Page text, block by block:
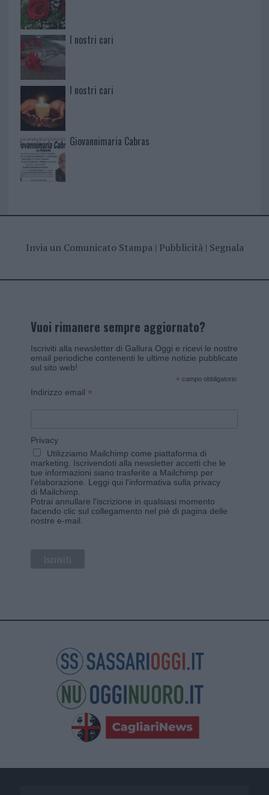
I nostri cari
I nostri cari
Giovannimaria Cabras
Invia un Comunicato Stampa| Pubblicità| Segnala
Vuoi rimanere sempre aggiornato?
Iscriviti alla newsletter di Gallura Oggi e ricevi le nostre
email periodiche contenenti le ultime notizie pubblicate
sul sito web!
* campo obbligatorio
Indirizzo email *
Privacy
Utilizziamo Mailchimp come piattaforma di
marketing. Iscrivendoti alla newsletter accetti che le
tue informazioni siano trasferite a Mailchimp per
l'elaborazione. Leggi qui l'informativa sulla privacy
di Mailchimp
Potrai annullare l'iscrizione in qualsiasi momento
facendo clic sul collegamento nel piè di pagina delle
nostre e-mail.